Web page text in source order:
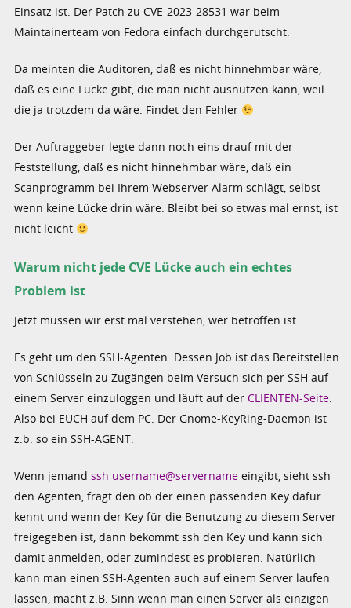
Einsatz ist. Der Patch zu CVE-2023-28531 war beim
Maintainerteam von Fedora einfach durchgerutscht.
Da meinten die Auditoren, daß es nicht hinnehmbar wäre,
daß es eine Lücke gibt, die man nicht ausnutzen kann, weil
die ja trotzdem da wäre. Findet den Fehler
Der Auftraggeber legte dann noch eins drauf mit der
Feststellung, daß es nicht hinnehmbar wäre, daß ein
Scanprogramm bei Ihrem Webserver Alarm schlägt, selbst
wenn keine Lücke drin wäre. Bleibt bei so etwas mal ernst, ist
nicht leicht
Warum nicht jede CVE Lücke auch ein echtes
Problem ist
Jetzt müssen wir erst mal verstehen, wer betroffen ist.
Es geht um den SSH-Agenten. Dessen Job ist das Bereitstellen
von Schlüsseln zu Zugängen beim Versuch sich per SSH auf
einem Server einzuloggen und läuft auf derCLIENTEN-Seite.
Also bei EUCH auf dem PC. Der Gnome-KeyRing-Daemon ist
z.b. so ein SSH-AGENT.
Wenn jemandssh username@servername eingibt, sieht ssh
den Agenten, fragt den ob der einen passenden Key dafür
kennt und wenn der Key für die Benutzung zu diesem Server
freigegeben ist, dann bekommt ssh den Key und kann sich
damit anmelden, oder zumindest es probieren. Natürlich
kann man einen SSH-Agenten auch auf einem Server laufen
lassen, macht z.B. Sinn wenn man einen Server als einzigen